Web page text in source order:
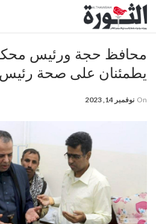
محافظ حجة ورئيس
يطمئنان على صحة رئيس
On نوفمبر 14, 2023